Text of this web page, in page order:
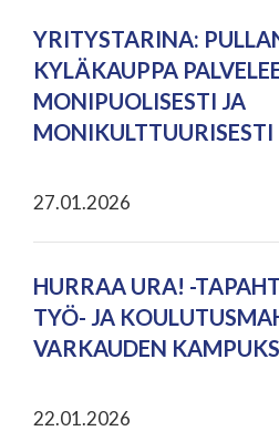
YRITYSTARINA:
KYLÄKAUPPA
MONIPUOLISESTI JA
MONIKULTTUURISESTI
27.01.2026
HURRAA URA! -
TYÖ- JA
VARKAUDEN
22.01.2026